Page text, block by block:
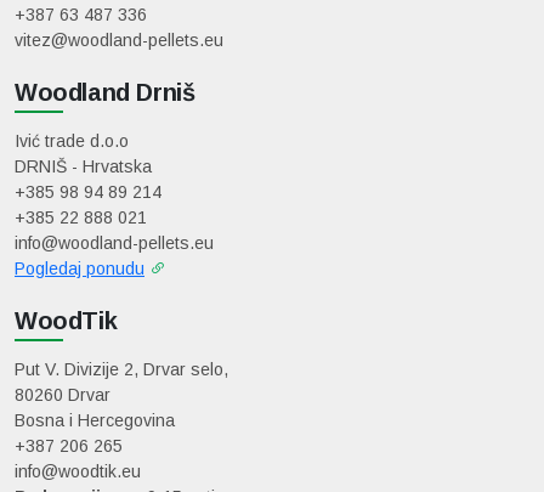
+387 63 487 336
vitez@woodland-pellets.eu
Woodland Drniš
Ivić trade d.o.o
DRNIŠ - Hrvatska
+385 98 94 89 214
+385 22 888 021
info@woodland-pellets.eu
Pogledaj ponudu
WoodTik
Put V. Divizije 2, Drvar selo,
80260 Drvar
Bosna i Hercegovina
+387 206 265
info@woodtik.eu